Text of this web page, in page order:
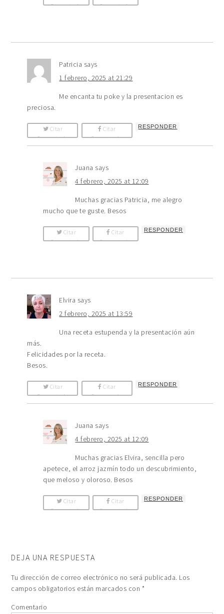
Comentario
Comentario
Patricia says
1 febrero, 2025 at 21:29
Me encanta tu poke y la presentacion es
preciosa.
Citar
Comentario
Citar
Comentario
RESPONDER
Juana says
4 febrero, 2025 at 12:09
Muchas gracias Patricia, me alegro
mucho que te guste. Besos
Citar
Comentario
Citar
Comentario
RESPONDER
Elvira says
2 febrero, 2025 at 13:59
Una receta estupenda y la presentación aún
más.
Felicidades por la receta.
Besos.
Citar
Comentario
Citar
Comentario
RESPONDER
Juana says
4 febrero, 2025 at 12:09
Muchas gracias Elvira, sencilla pero
apetece, el arroz jazmín todo un descubrimiento,
que meloso y oloroso. Besos
Citar
Comentario
Citar
Comentario
RESPONDER
DEJA UNA RESPUESTA
Tu dirección de correo electrónico no será publicada. Los
campos obligatorios están marcados con *
Comentario